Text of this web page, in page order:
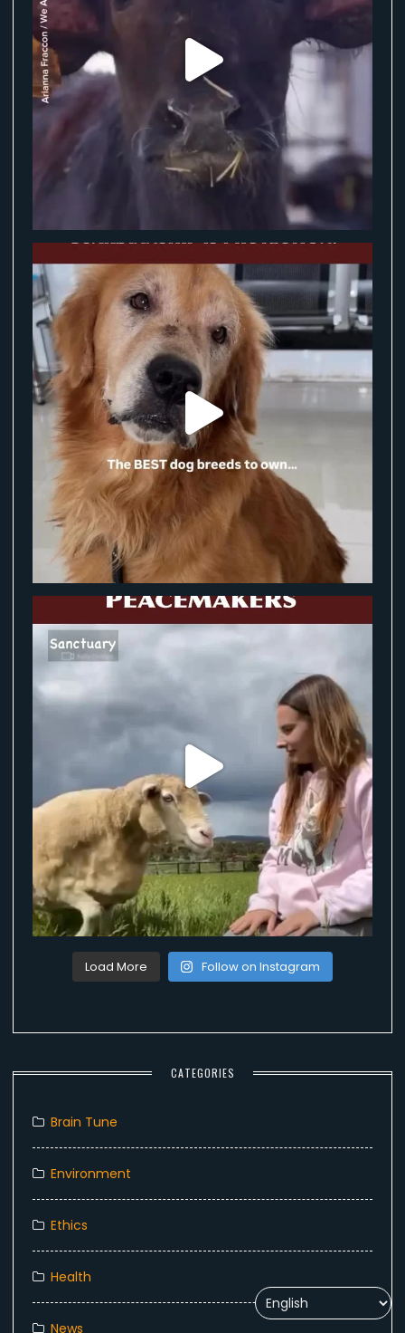
Load More Follow on Instagram
CATEGORIES
Brain Tune
Environment
Ethics
Health
News